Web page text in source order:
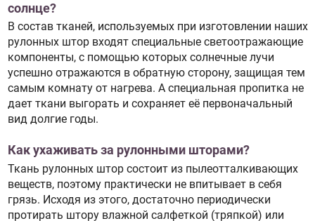
солнце?
В состав тканей, используемых при изготовлении наших
рулонных штор входят специальные светоотражающие
компоненты, с помощью которых солнечные лучи
успешно отражаются в обратную сторону, защищая тем
самым комнату от нагрева. А специальная пропитка не
дает ткани выгорать и сохраняет её первоначальный
вид долгие годы.
Как ухаживать за рулонными шторами?
Ткань рулонных штор состоит из пылеотталкивающих
веществ, поэтому практически не впитывает в себя
грязь. Исходя из этого, достаточно периодически
протирать штору влажной салфеткой (тряпкой) или